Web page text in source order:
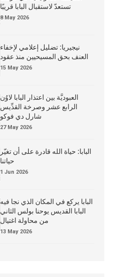
تستعدّ لاستقبال البابا قريبًا
8 May 2026
نيجيريا: تضليل إعلامي لإخفاء
العنف بحق المسيحيين منذ عقود
15 May 2026
العبوديَّة بين اعتذار البابا لاوُن
الرابع عشر وصرخة القدِّيس
شارل دي فوكو
27 May 2026
البابا: حياة الله قادرة على أن تغيّر
حياتنا
1 Jun 2026
البابا يركع في المكان الذي نجا فيه
البابا القديس يوحنا بولس الثاني
من محاولة اغتيال
13 May 2026